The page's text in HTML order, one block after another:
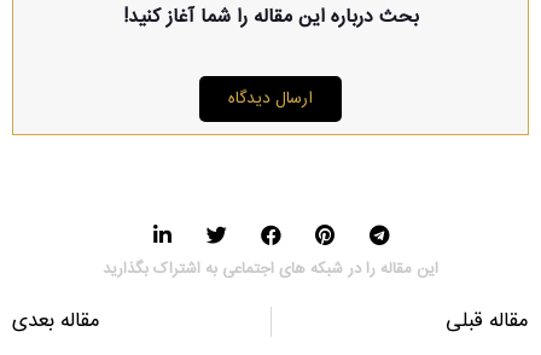
بحث درباره این مقاله را شما آغاز کنید!
ارسال دیدگاه
این مقاله را در شبکه های اجتماعی به اشتراک بگذارید
مقاله قبلی مقاله بعدی